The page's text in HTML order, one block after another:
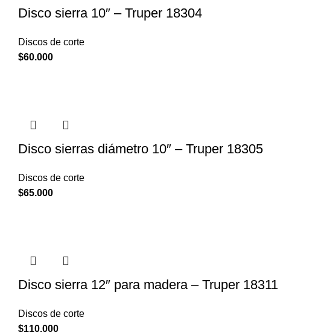
Disco sierra 10″ – Truper 18304
Discos de corte
$60.000
Disco sierras diámetro 10″ – Truper 18305
Discos de corte
$65.000
Disco sierra 12″ para madera – Truper 18311
Discos de corte
$110.000